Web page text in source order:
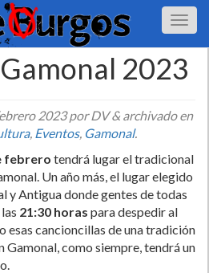
2023
2023por DV&archivado en
, Eventos, Gamonal.
febrero tendrá lugar el tradicional
Un año más, el lugar elegido
y Antigua donde gentes de todas
21:30 horas para despedir al
esas cancioncillas de una tradición
Gamonal, como siempre, tendrá un